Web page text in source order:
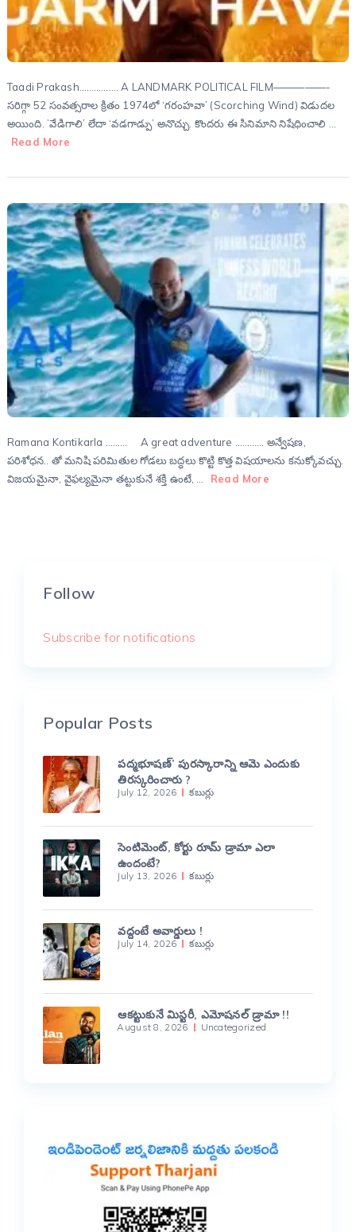
Taadi Prakash……………. A LANDMARK POLITICAL FILM—————-
సరిగ్గా 52 సంవత్సరాల క్రితం 1974లో ‘గరంహవా’ (Scorching Wind) విడుదల
అయింది. ’వేడిగాలి’ లేదా ‘వడగాడ్పు’ అనొచ్చు. కొందరు ఈ సినిమాని నిషేధించాలి …
Read More
Ramana Kontikarla ……… A great adventure ………… అన్వేషణ,
పరిశోధన.. తో మనిషి పరిమితుల గోడలు బద్ధలు కొట్టి కొత్త విషయాలను కనుక్కోవచ్చు.
విజయమైనా, వైఫల్యమైనా తట్టుకునే శక్తి ఉంటే, …
Read More
Follow
Subscribe for notifications
Popular Posts
పద్మభూషణ్’ పురస్కారాన్ని ఆమె ఎందుకు
తిరస్కరించారు ?
July 12, 2026 కబుర్లు
సెంటిమెంట్, కోర్టు రూమ్ డ్రామా ఎలా
ఉందంటే?
July 13, 2026 కబుర్లు
వద్దంటే అవార్డులు !
July 14, 2026 కబుర్లు
ఆకట్టుకునే మిస్టరీ, ఎమోషనల్ డ్రామా !!
August 8, 2026 Uncategorized